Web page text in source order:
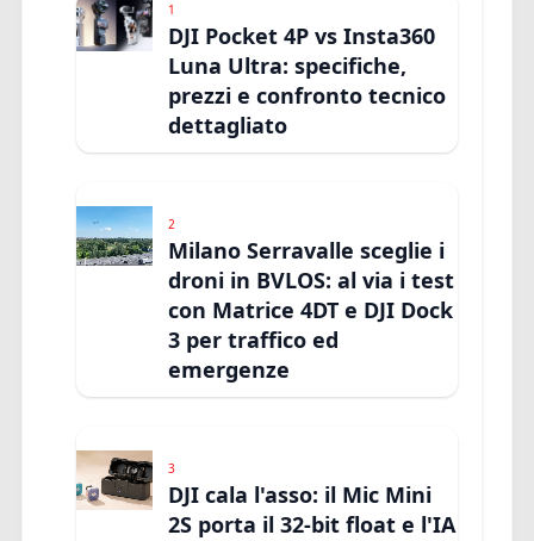
1
DJI Pocket 4P vs Insta360
Luna Ultra: specifiche,
prezzi e confronto tecnico
dettagliato
2
Milano Serravalle sceglie i
droni in BVLOS: al via i test
con Matrice 4DT e DJI Dock
3 per traffico ed
emergenze
3
DJI cala l'asso: il Mic Mini
2S porta il 32-bit float e l'IA